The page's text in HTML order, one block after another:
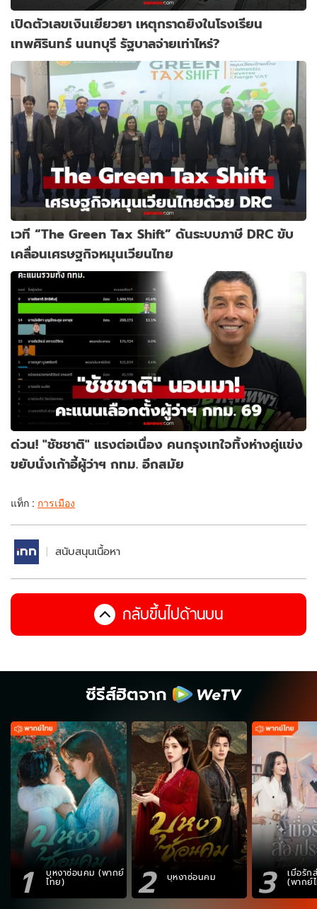
เปิดตัวเลขเงินเยียวยา เหตุกราดยิงในโรงเรียน
เทพศิรินทร์ นนทบุรี รัฐบาลจ่ายเท่าไหร่?
เวที “The Green Tax Shift” ดันระบบภาษี DRC ขับ
เคลื่อนเศรษฐกิจหมุนเวียนไทย
ด่วน! "ชัชชาติ" แรงต่อเนื่อง คนกรุงเทใจทิ้งห่างคู่แข่ง
ขยับนั่งเก้าอี้ผู้ว่าฯ กทม. อีกสมัย
แท็ก : การเมือง
สนับสนุนเนื้อหา
กลับขึ้นไปด้านบน
ซีรีส์ฮิตจาก
1 บุหงาซ่อนคม (พากย์
ไทย) 2 บุหงาซ่อนคม 3 เมื่อรัก
(พากย์